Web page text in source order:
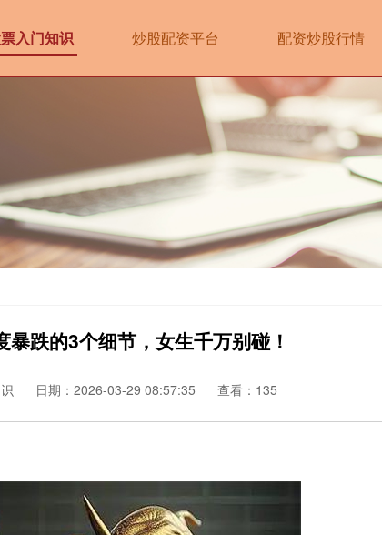
入门知识 炒股配资平台 配资炒股行情
跌的3个细节，女生千万别碰！
日期：2026-03-29 08:57:35 查看：135